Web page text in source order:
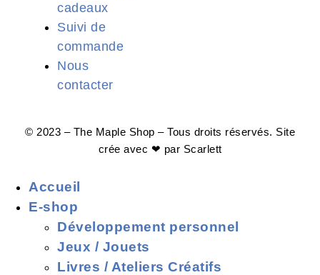
cadeaux
Suivi de
commande
Nous
contacter
© 2023 – The Maple Shop – Tous droits réservés. Site
crée avec ❤ par Scarlett
Accueil
E-shop
Développement personnel
Jeux / Jouets
Livres / Ateliers Créatifs